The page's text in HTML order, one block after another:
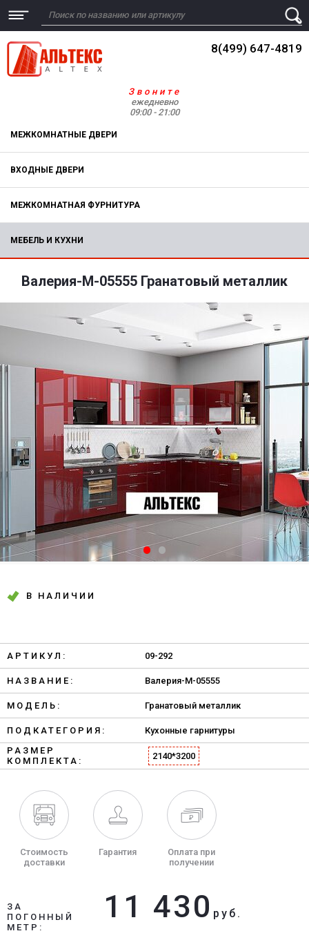
8(499) 647-4819
Звоните
ежедневно
09:00 - 21:00
МЕЖКОМНАТНЫЕ ДВЕРИ
ВХОДНЫЕ ДВЕРИ
МЕЖКОМНАТНАЯ ФУРНИТУРА
МЕБЕЛЬ И КУХНИ
Валерия-М-05555 Гранатовый металлик
В НАЛИЧИИ
АРТИКУЛ: 09-292
НАЗВАНИЕ: Валерия-М-05555
МОДЕЛЬ: Гранатовый металлик
ПОДКАТЕГОРИЯ:
Кухонные гарнитуры
РАЗМЕР
КОМПЛЕКТА:
2140*3200
Стоимость
доставки
Гарантия
Оплата при
получении
ЗА
ПОГОННЫЙ
МЕТР:
11 430 руб.